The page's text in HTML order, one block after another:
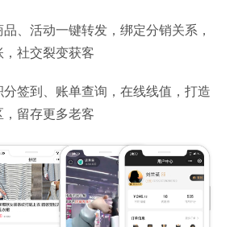
品、活动一键转发，绑定分销关系，
社交裂变获客
分签到、账单查询，在线线值，打造
留存更多老客